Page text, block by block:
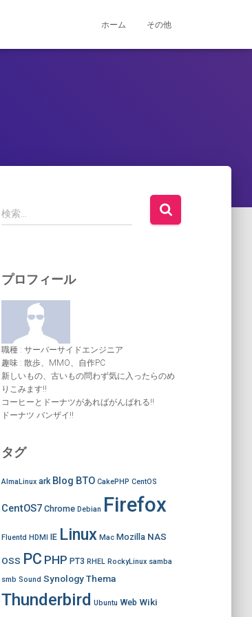
ホーム その他
検
索
検索…
プロフィール
職種 : サーバーサイドエンジニア
趣味 : 散歩、MMO、自作PC
新しいもの、古いもの問わず気に入ったらのめ
りこみます!!
コーヒーとドーナツがあればがんばれる!!
ドーナツ バンザイ!!
タグ
AlmaLinux ark Blog BTO CakePHP CentOS
CentOS7 Chrome Debian Firefox
Fluentd HDMI IE Linux Mac Mozilla NAS
OSS PC PHP PT3 RHEL RockyLinux samba
smb Sound Synology Thema
Thunderbird Ubuntu Web Wiki